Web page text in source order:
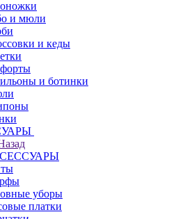
и мюли
и кеды
и ботинки
уборы
платки